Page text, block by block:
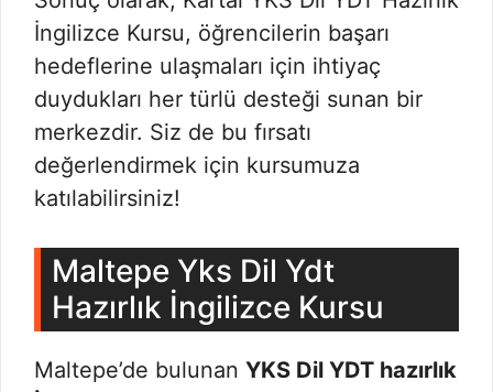
İngilizce Kursu, öğrencilerin başarı
hedeflerine ulaşmaları için ihtiyaç
duydukları her türlü desteği sunan bir
merkezdir. Siz de bu fırsatı
değerlendirmek için kursumuza
katılabilirsiniz!
Maltepe Yks Dil Ydt
Hazırlık İngilizce Kursu
Maltepe’de bulunan YKS Dil YDT hazırlık